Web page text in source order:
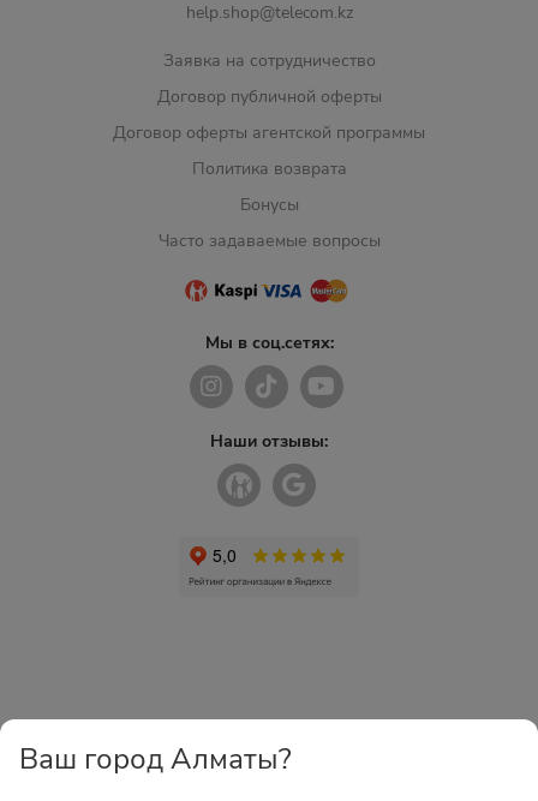
help.shop@telecom.kz
Заявка на сотрудничество
Договор публичной оферты
Договор оферты агентской программы
Политика возврата
Бонусы
Часто задаваемые вопросы
Мы в соц.сетях:
Наши отзывы:
Ваш город Алматы?